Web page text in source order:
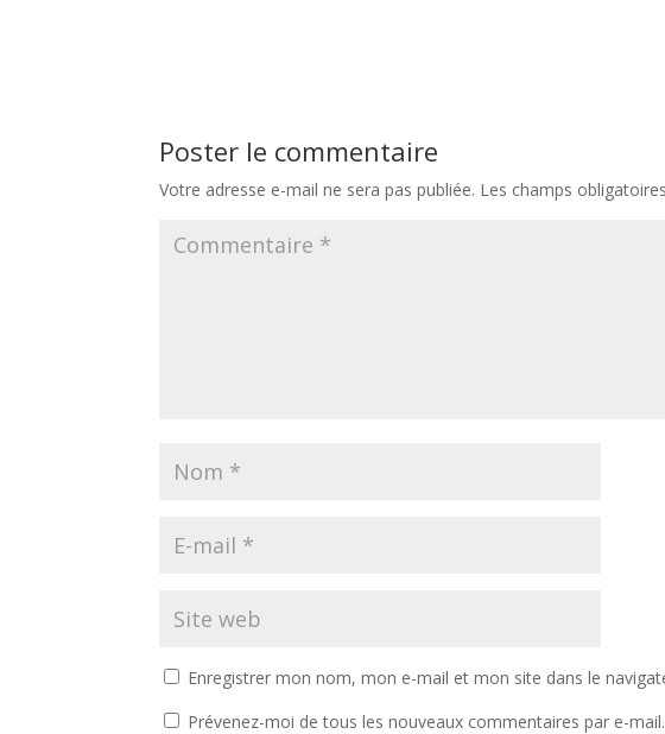
Poster le commentaire
Votre adresse e-mail ne sera pas publiée. Les champs
Enregistrer mon nom, mon e-mail et mon site dans le
Prévenez-moi de tous les nouveaux commentaires par e-mail.